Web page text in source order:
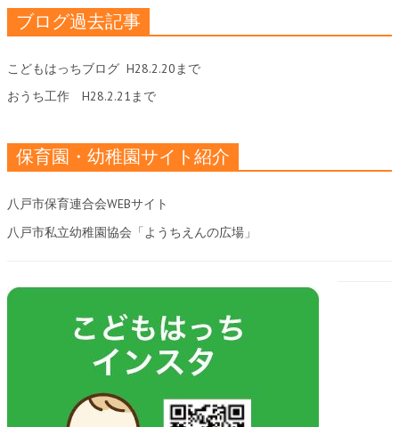
ブログ過去記事
こどもはっちブログ H28.2.20まで
おうち工作 H28.2.21まで
保育園・幼稚園サイト紹介
八戸市保育連合会WEBサイト
八戸市私立幼稚園協会「ようちえんの広場」